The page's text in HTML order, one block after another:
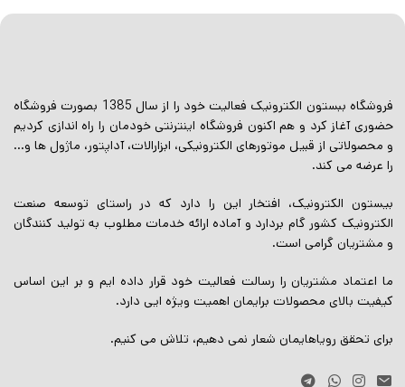
فروشگاه ببستون الکترونیک فعالیت خود را از سال 1385 بصورت فروشگاه
حضوری آغاز کرد و هم اکنون فروشگاه اینترنتی خودمان را راه اندازی کردیم
و محصولاتی از قبیل موتورهای الکترونیکی، ابزارالات، آداپتور، ماژول ها و…
را عرضه می کند.
بیستون الکترونیک، افتخار این را دارد که در راستای توسعه صنعت
الکترونیک کشور گام بردارد و آماده ارائه خدمات مطلوب به تولید کنندگان
و مشتریان گرامی است.
ما اعتماد مشتریان را رسالت فعالیت خود قرار داده ایم و بر این اساس
کیفیت بالای محصولات برایمان اهمیت ویژه ایی دارد.
برای تحقق رویاهایمان شعار نمی دهیم، تلاش می کنیم.